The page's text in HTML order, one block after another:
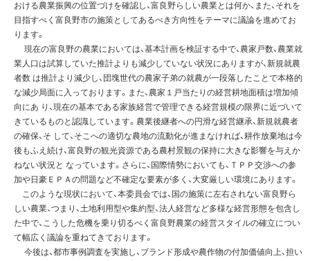
おける農業振興の位置づけを確認し、富良野らしい農業とは何か、また、それを
目指すべく富良野市の施策としてあるべき方向性をテーマに議論を進めてお
ります。
現在の富良野の農業においては、基本計画を検証する中で、農家戸数、農業就
業人口は試算していた推計よりも減少していない状況にありますが、新規就農
者数 は推計より減少し、団塊世代の農家子弟の就農が一段落したことで本格的
な減少局面に入っております。また、農家１戸当たりの経営耕地面積は増加傾
向にあ り、現在の基本である家族経営で管理できる経営規模の限界に近づいて
きているものと認識しています。農業後継者への円滑な経営継承、新規就農者
の確保、そ して、そこへの適切な農地の流動化が進まなければ、耕作放棄地は今
後もふえ続け、富良野の観光資源である農村景観の保持に大きな影響を与えか
ねない状況と なっています。さらに、国際情勢においても、ＴＰＰ交渉への参
加や日豪ＥＰＡの問題など不確定な要素が多く、大変厳しい環境にあります。
このような現状において、本委員会では、国の施策に左右されない富良野ら
しい農業、つまり、土地利用型や集約型、法人経営など多様な経営形態を包含し
た中で、こうした危機を乗り切るべく富良野農業の経営スタイルの確立につい
て幅広く議論を重ねてきております。
今後は、都市事例調査を実施し、ブランド形成や農作物の付加価値向上、担い